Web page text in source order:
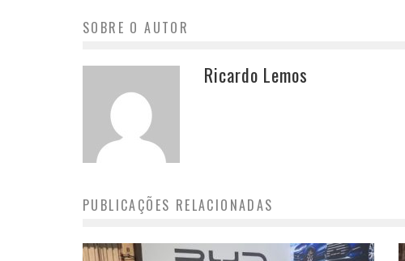
SOBRE O AUTOR
Ricardo Lemos
PUBLICAÇÕES RELACIONADAS